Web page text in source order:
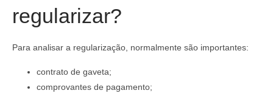
regularizar?
Para analisar a regularização, normalmente são importantes:
contrato de gaveta;
comprovantes de pagamento;